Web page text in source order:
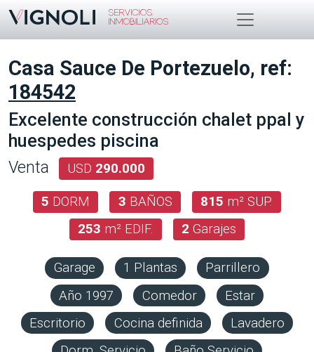
Casa Sauce De Portezuelo, ref:
184542
Excelente construcción chalet ppal y
huespedes piscina
Venta USD 290.000
5 DORM 3 BAÑOS 815 m² SUP.
253 m² EDIF. 2 Garajes
Garage 1 Plantas
Parrillero
Año 1997
Comedor
Estar
Escritorio
Cocina definida
Lavadero